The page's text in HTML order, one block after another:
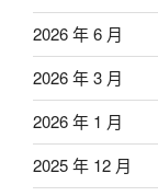
2026 年 6 月
2026 年 3 月
2026 年 1 月
2025 年 12 月